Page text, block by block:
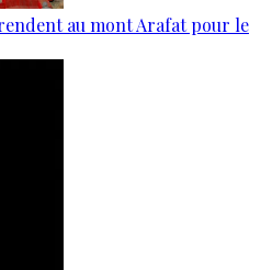
au mont Arafat pour le